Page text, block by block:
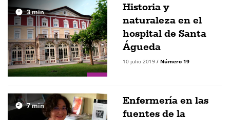
3min
Historia y
naturaleza en el
hospital de Santa
Águeda
10 julio 2019 / Número 19
7min
Enfermería en las
fuentes de la